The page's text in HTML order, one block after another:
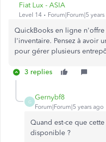
Fiat Lux - ASIA
Level 14 Forum|Forum|5
QuickBooks en ligne
l'inventaire. Pensez à avoir
pour gérer plusieurs
3 replies
G
Gernybf8
Forum|Forum|5 years ago
Quand est-ce que
disponible ?